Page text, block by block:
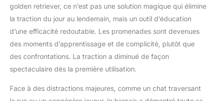
mesurez autour de la
plus grande partie de la
poitrine du chien.
Choisissez la plus petite
taille qui correspond à la
mesure.
golden retriever, ce n’est pas une solution magique qui élimine
la traction du jour au lendemain, mais un outil d’éducation
d’une efficacité redoutable. Les promenades sont devenues
des moments d’apprentissage et de complicité, plutôt que
des confrontations. La traction a diminué de façon
spectaculaire dès la première utilisation.
Face à des distractions majeures, comme un chat traversant